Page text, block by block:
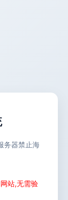
务器禁止海
站,无需验